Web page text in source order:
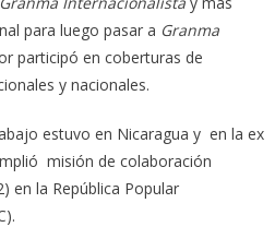
para luego pasar a Granma
participó en coberturas de
y nacionales.
estuvo en Nicaragua y en la ex
misión de colaboración
en la República Popular